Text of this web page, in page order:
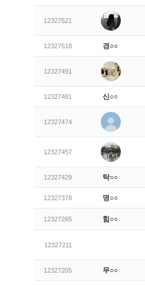
12327521
12327518 경○○
12327491
12327481 신○○
12327474
12327457
12327429 탁○○
12327378 명○○
12327265 힘○○
12327211
12327205 무○○